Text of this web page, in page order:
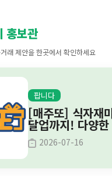
홍보관
래 제안을 한곳에서 확인하세요
팝니다
[매주또] 식자재
달업까지! 다양
는 이벤트 솔루션
2026-07-16